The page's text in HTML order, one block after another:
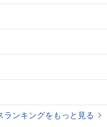
ランキングをもっと見る